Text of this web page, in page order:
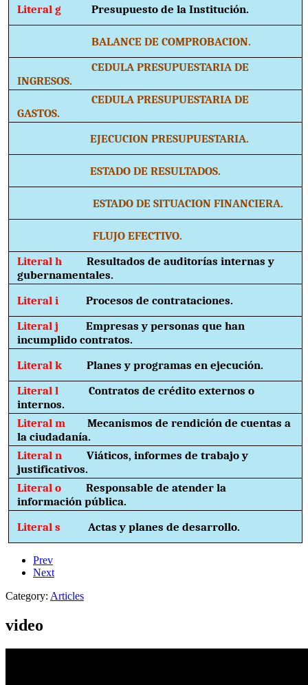
Literal gPresupuesto de la Institución.
BALANCE DE COMPROBACION.
CEDULA PRESUPUESTARIA DE
INGRESOS.
CEDULA PRESUPUESTARIA DE
GASTOS.
EJECUCION PRESUPUESTARIA.
ESTADO DE RESULTADOS.
ESTADO DE SITUACION FINANCIERA.
FLUJO EFECTIVO.
Literal hResultados de auditorías internas y
gubernamentales.
Literal iProcesos de contrataciones.
Literal jEmpresas y personas que han
incumplido contratos.
Literal kPlanes y programas en ejecución.
Literal lContratos de crédito externos o
internos.
Literal mMecanismos de rendición de cuentas a
la ciudadanía.
Literal nViáticos, informes de trabajo y
justificativos.
Literal oResponsable de atender la
información pública.
Literal s Actas y planes de desarrollo.
Prev
Next
Category: Articles
video